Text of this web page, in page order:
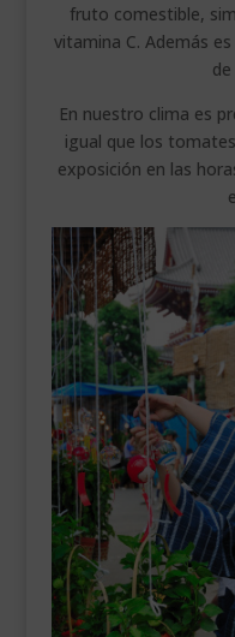
fruto comestible,
vitamina C. Además
En nuestro clima es
igual que los
exposición en las